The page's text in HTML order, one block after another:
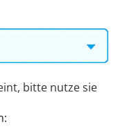
bitte nutze sie